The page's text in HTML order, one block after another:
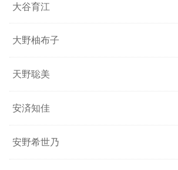
大谷育江
大野柚布子
天野聡美
安済知佳
安野希世乃